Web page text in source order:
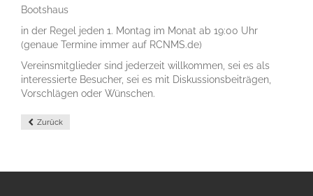
Bootshaus
in der Regel jeden 1. Montag im Monat ab 19:00 Uhr
(genaue Termine immer auf RCNMS.de)
Vereinsmitglieder sind jederzeit willkommen, sei es als
interessierte Besucher, sei es mit Diskussionsbeiträgen,
Vorschlägen oder Wünschen.
Zurück